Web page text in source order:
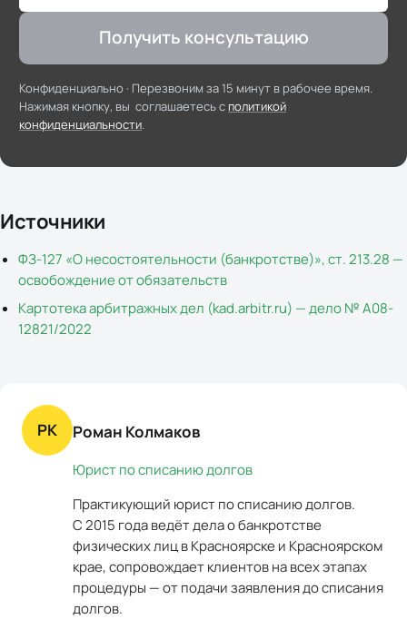
Получить консультацию
Конфиденциально · Перезвоним за 15 минут в рабочее время
Нажимая кнопку, вы соглашаетесь с политикой
конфиденциальности
Источники
ФЗ-127 «О несостоятельности (банкротстве)», ст. 213.28 —
освобождение от обязательств
Картотека арбитражных дел (kad.arbitr.ru) — дело № А08-
12821/2022
РК Роман Колмаков
Юрист по списанию долгов
Практикующий юрист по списанию долгов.
С 2015 года ведёт дела о банкротстве
физических лиц в Красноярске и Красноярском
крае, сопровождает клиентов на всех этапах
процедуры — от подачи заявления до списания
долгов.